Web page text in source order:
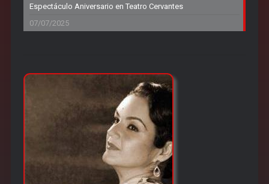
Espectáculo Aniversario en Teatro Cervantes
07/07/2025